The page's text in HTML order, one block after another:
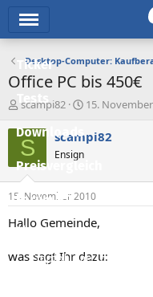
Ticker
Downloads
Preisvergleich
Forum
Aktuelles
Empfohlene Inhalte
Desktop-Computer:
Office PC bis 450€
E
s
t
e
e
r
scampi82
E
s
t
l
t
a
15.
S scampi82
Ensign
15. November 2010
Hallo Gemeinde,
was sagt Ihr dazu: